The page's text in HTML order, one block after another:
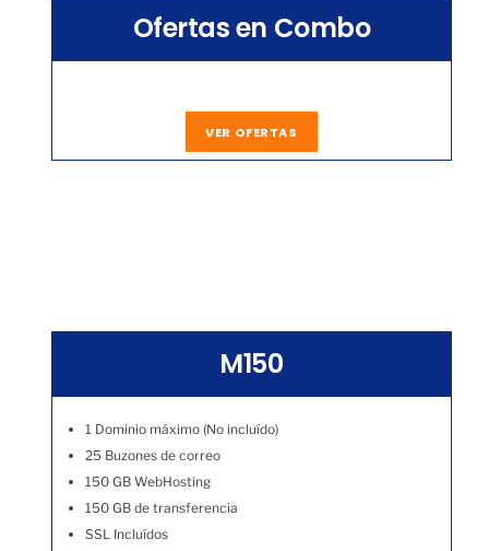
Ofertas en Combo
VER OFERTAS
M150
1 Dominio máximo (No incluído)
25 Buzones de correo
150 GB WebHosting
150 GB de transferencia
SSL Incluídos